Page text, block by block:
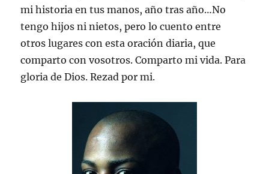
mi historia en tus manos, año tras año…No
tengo hijos ni nietos, pero lo cuento entre
otros lugares con esta oración diaria, que
comparto con vosotros. Comparto mi vida. Para
gloria de Dios. Rezad por mi.